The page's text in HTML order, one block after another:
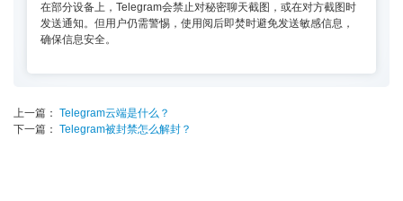
在部分设备上，Telegram会禁止对秘密聊天截图，或在对方截图时
发送通知。但用户仍需警惕，使用阅后即焚时避免发送敏感信息，
确保信息安全。
上一篇： Telegram云端是什么？
下一篇： Telegram被封禁怎么解封？